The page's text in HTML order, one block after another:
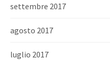
settembre 2017
agosto 2017
luglio 2017